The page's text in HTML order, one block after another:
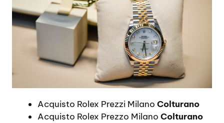
Acquisto Rolex Prezzi Milano Colturano
Acquisto Rolex Prezzo Milano Colturano